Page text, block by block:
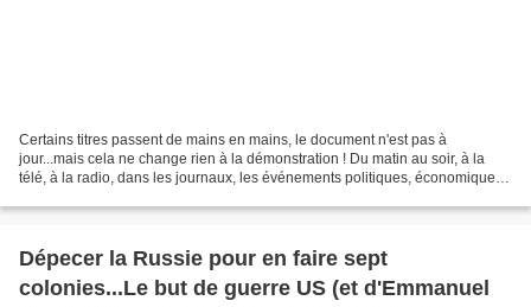
Certains titres passent de mains en mains, le document n'est pas à
jour...mais cela ne change rien à la démonstration ! Du matin au soir, à la
télé, à la radio, dans les journaux, les événements politiques, économiques
Dépecer la Russie pour en faire sept
colonies...Le but de guerre US (et d'Emmanuel